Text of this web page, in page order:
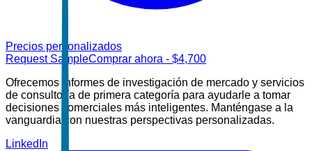
Precios personalizados
Request SampleComprar ahora - $4,700
Ofrecemos informes de investigación de mercado y servicios
de consultoría de primera categoría para ayudarle a tomar
decisiones comerciales más inteligentes. Manténgase a la
vanguardia con nuestras perspectivas personalizadas.
LinkedIn